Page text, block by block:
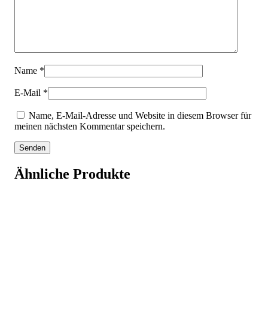
Name *
E-Mail *
Name, E-Mail-Adresse und Website in diesem Browser für
meinen nächsten Kommentar speichern.
Ähnliche Produkte